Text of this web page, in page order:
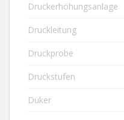
Druckerhöhungsanlage
Druckleitung
Druckprobe
Druckstufen
Düker